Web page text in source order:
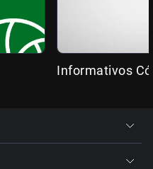
Informativos